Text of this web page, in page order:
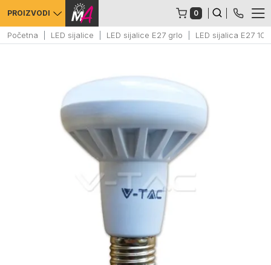
PROIZVODI 0
Početna LED sijalice LED sijalice E27 grlo LED sijalica E27